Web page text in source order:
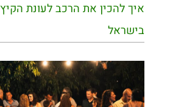
איך להכין את הרכב לעונת
בישראל